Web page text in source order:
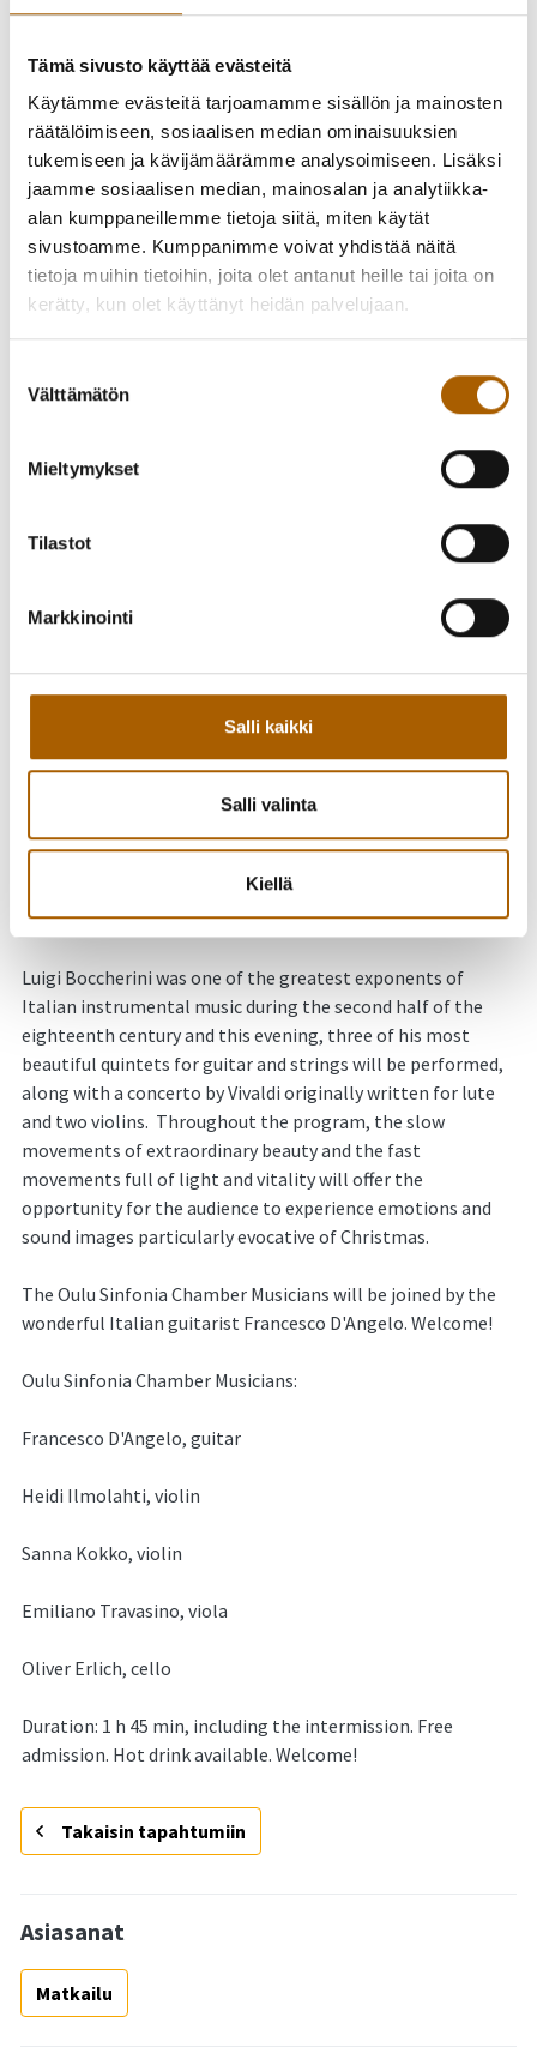
Tämä sivusto käyttää evästeitä
Käytämme evästeitä tarjoamamme sisällön ja mainosten
räätälöimiseen, sosiaalisen median ominaisuuksien
tukemiseen ja kävijämäärämme analysoimiseen. Lisäksi
jaamme sosiaalisen median, mainosalan ja analytiikka-
alan kumppaneillemme tietoja siitä, miten käytät
sivustoamme. Kumppanimme voivat yhdistää näitä
tietoja muihin tietoihin, joita olet antanut heille tai joita on
kerätty, kun olet käyttänyt heidän palvelujaan.
valinta
Välttämätön
Mieltymykset
Tilastot
Markkinointi
Salli kaikki
Salli valinta
Kiellä
on alunperin sävelletty luutulle ja kahdelle viululle. Näiden
nopeiden osien valoisuus ja elämänilo ovat omiaan
kuljettamaan kuulijansa joulutunnelmaan. Oulu Sinfonian
Kamarimuusikot saavat konserttiin vieraakseen loistavan
italialaisen kitaristin Francesco D’Angelon. Lämpimästi
tervetuloa!
Oulu Sinfonian Kamarimuusikot:
Francesco D'Angelo, kitara
Heidi Ilmolahti, viulu
Sanna Kokko, viulu
Notes of Peace
Sinfonian Chamber Musicians, in collaboration with Tyrnävä
Municipality, NOCMA (Northern Ostrobothnian Chamber
Music Association) and other local sponsors. The program
atmosphere through rarely performed chamber music for
guitar and strings.
Luigi Boccherini was one of the greatest exponents of
Italian instrumental music during the second half of the
eighteenth century and this evening, three of his most
beautiful quintets for guitar and strings will be performed,
along with a concerto by Vivaldi originally written for lute
and two violins. Throughout the program, the slow
movements of extraordinary beauty and the fast
movements full of light and vitality will offer the
opportunity for the audience to experience emotions and
sound images particularly evocative of Christmas.
The Oulu Sinfonia Chamber Musicians will be joined by the
wonderful Italian guitarist Francesco D'Angelo. Welcome!
Oulu Sinfonia Chamber Musicians:
Francesco D'Angelo, guitar
Heidi Ilmolahti, violin
Sanna Kokko, violin
Emiliano Travasino, viola
Oliver Erlich, cello
Duration: 1 h 45 min, including the intermission. Free
admission. Hot drink available. Welcome!
Takaisin tapahtumiin
Asiasanat
Matkailu